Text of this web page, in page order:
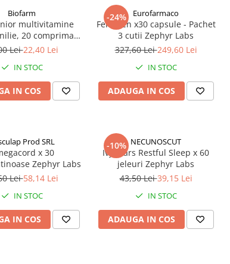
Biofarm
multivitamine
20 comprimate
Zephyr Labs
Lei22,40 Lei
IN STOC
IN COS
-24% Eurofarmaco
Ferrozen x30 capsule - Pachet
3 cutii Zephyr Labs
327,60 Lei249,60 Lei
IN STOC
ADAUGA IN COS
Prod SRL
x 30
Zephyr Labs
Lei58,14 Lei
IN STOC
IN COS
-10% NECUNOSCUT
Ivybears Restful Sleep x 60
jeleuri Zephyr Labs
43,50 Lei39,15 Lei
IN STOC
ADAUGA IN COS